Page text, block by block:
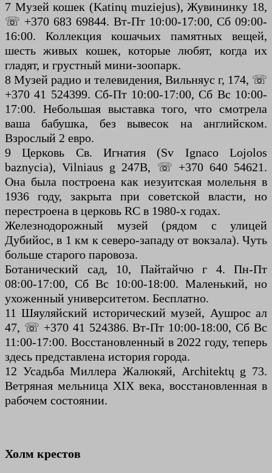
7 Музей кошек (Katinų muziejus), Жувининку 18,
☏ +370 683 69844. Вт-Пт 10:00-17:00, Сб 09:00-
16:00. Коллекция кошачьих памятных вещей,
шесть живых кошек, которые любят, когда их
гладят, и грустный мини-зоопарк.
8 Музей радио и телевидения, Вильняус г, 174, ☏
+370 41 524399. Сб-Пт 10:00-17:00, Сб Вс 10:00-
17:00. Небольшая выставка того, что смотрела
ваша бабушка, без вывесок на английском.
Взрослый 2 евро.
9 Церковь Св. Игнатия (Sv Ignaco Lojolos
baznycia), Vilniaus g 247B, ☏ +370 640 54621.
Она была построена как иезуитская молельня в
1936 году, закрыта при советской власти, но
перестроена в церковь RC в 1980-х годах.
Железнодорожный музей (рядом с улицей
Дубийос, в 1 км к северо-западу от вокзала). Чуть
больше старого паровоза.
Ботанический сад, 10, Пайтайчю г 4. Пн-Пт
08:00-17:00, Сб Вс 10:00-18:00. Маленький, но
ухоженный университетом. Бесплатно.
11 Шяуляйский исторический музей, Аушрос ал
47, ☏ +370 41 524386. Вт-Пт 10:00-18:00, Сб Вс
11:00-17:00. Восстановленный в 2022 году, теперь
здесь представлена история города.
12 Усадьба Миллера Жалюкяй, Architektų g 73.
Ветряная мельница XIX века, восстановленная в
рабочем состоянии.
Холм крестов